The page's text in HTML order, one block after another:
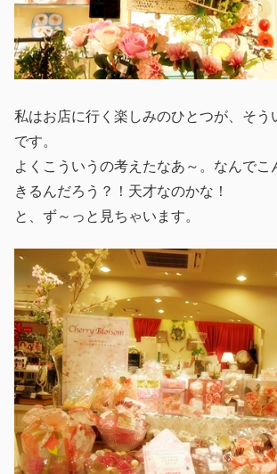
私はお店に行く楽しみのひとつが、そう
です。
よくこういうの考えたなあ～。なんでこ
きるんだろう？！天才なのかな！
と、ず～っと見ちゃいます。